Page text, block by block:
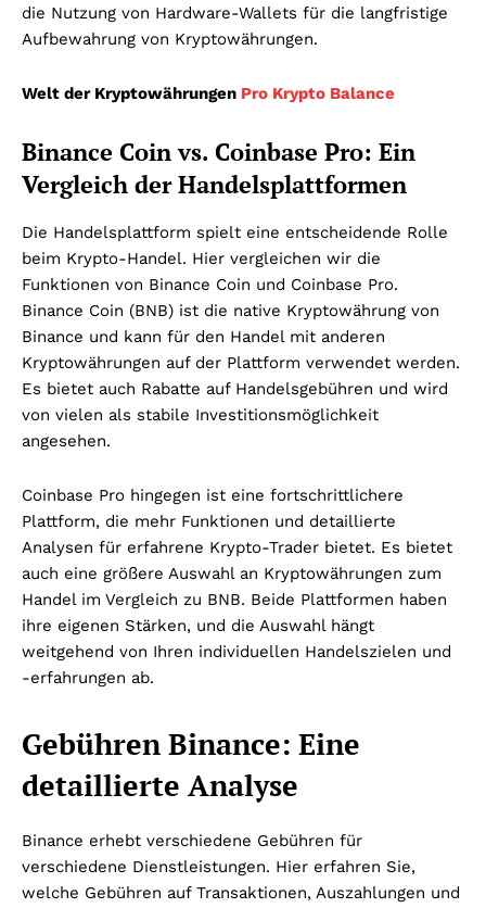
die Nutzung von Hardware-Wallets für die langfristige
Aufbewahrung von Kryptowährungen.
Welt der Kryptowährungen Pro Krypto Balance
Binance Coin vs. Coinbase Pro: Ein
Vergleich der Handelsplattformen
Die Handelsplattform spielt eine entscheidende Rolle
beim Krypto-Handel. Hier vergleichen wir die
Funktionen von Binance Coin und Coinbase Pro.
Binance Coin (BNB) ist die native Kryptowährung von
Binance und kann für den Handel mit anderen
Kryptowährungen auf der Plattform verwendet werden.
Es bietet auch Rabatte auf Handelsgebühren und wird
von vielen als stabile Investitionsmöglichkeit
angesehen.
Coinbase Pro hingegen ist eine fortschrittlichere
Plattform, die mehr Funktionen und detaillierte
Analysen für erfahrene Krypto-Trader bietet. Es bietet
auch eine größere Auswahl an Kryptowährungen zum
Handel im Vergleich zu BNB. Beide Plattformen haben
ihre eigenen Stärken, und die Auswahl hängt
weitgehend von Ihren individuellen Handelszielen und
-erfahrungen ab.
Gebühren Binance: Eine
detaillierte Analyse
Binance erhebt verschiedene Gebühren für
verschiedene Dienstleistungen. Hier erfahren Sie,
welche Gebühren auf Transaktionen, Auszahlungen und